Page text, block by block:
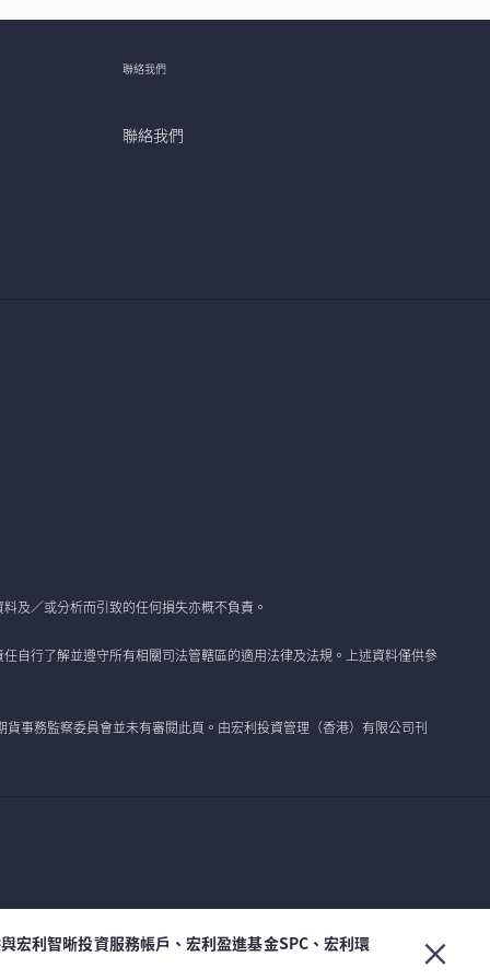
聯絡我們
聯絡我們
及／或分析而引致的任何損失亦概不負責。
自行了解並遵守所有相關司法管轄區的適用法律及法規。上述資料僅供參
事務監察委員會並未有審閱此頁。由宏利投資管理（香港）有限公司刊
宏利智晰投資服務帳戶、宏利盈進基金SPC、宏利環